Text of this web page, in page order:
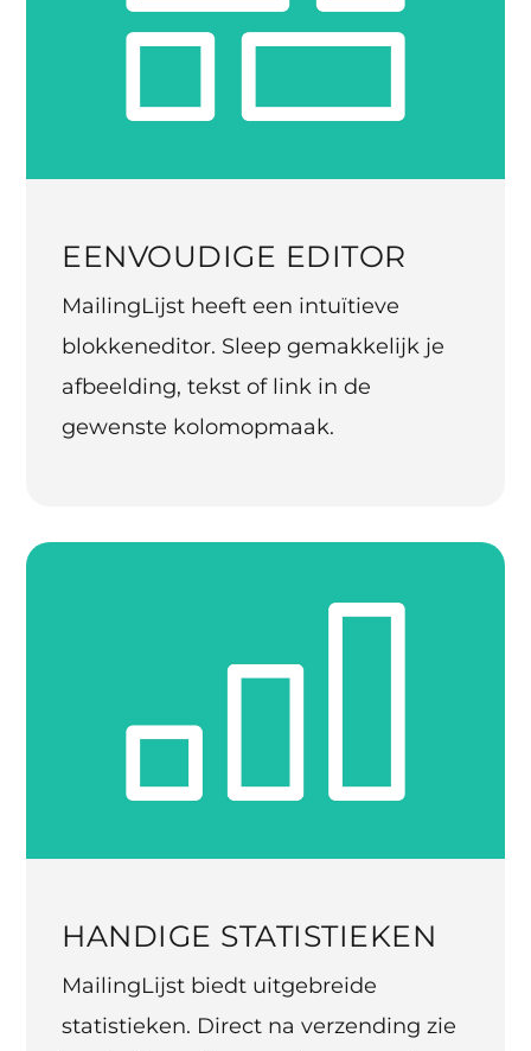
EENVOUDIGE EDITOR
MailingLijst heeft een intuïtieve
blokkeneditor. Sleep gemakkelijk je
afbeelding, tekst of link in de
gewenste kolomopmaak.
HANDIGE STATISTIEKEN
MailingLijst biedt uitgebreide
statistieken. Direct na verzending zie